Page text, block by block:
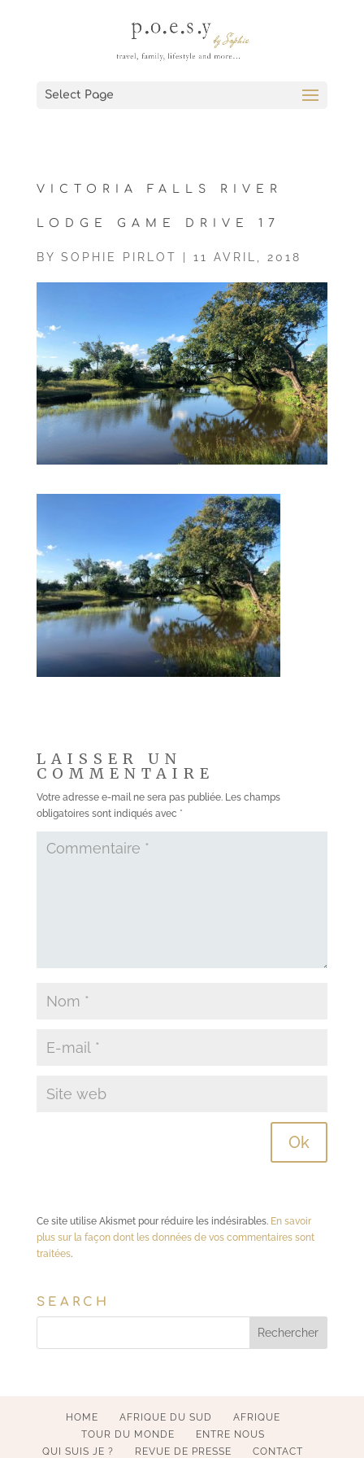
Select Page
VICTORIA FALLS RIVER
LODGE GAME DRIVE 17
BY SOPHIE PIRLOT 11 AVRIL, 2018
LAISSER UN
COMMENTAIRE
Votre adresse e-mail ne sera pas publiée. Les champs
obligatoires sont indiqués avec *
Ce site utilise Akismet pour réduire les indésirables. En savoir
plus sur la façon dont les données de vos commentaires sont
traitées.
SEARCH
HOME AFRIQUE DU SUD
AFRIQUE
TOUR DU MONDE
ENTRE NOUS
QUI SUIS JE ?
REVUE DE PRESSE CONTACT